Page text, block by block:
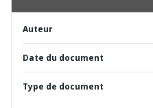
Auteur
Date du document
Type de document